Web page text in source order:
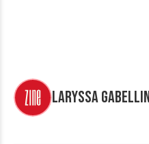
Laryssa